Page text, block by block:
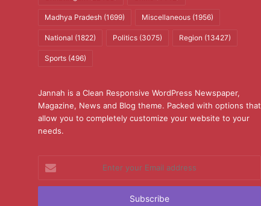
Madhya Pradesh(1699) Miscellaneous(1956)
National (1822) Politics(3075) Region (13427)
Sports(496)
Jannah is a Clean Responsive WordPress Newspaper,
Magazine, News and Blog theme. Packed with options that
allow you to completely customize your website to your
needs.
your
Email